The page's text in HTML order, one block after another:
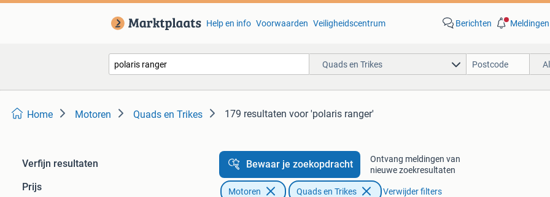
Help en info Voorwaarden Veiligheidscentrum Berichten Meldingen
Quads en Trikes
Home Motoren Quads en Trikes 179 resultaten voor 'polaris ranger'
Verfijn resultaten
Prijs
Bewaar je zoekopdracht
Ontvang meldingen van
nieuwe zoekresultaten
Motoren Quads en Trikes Verwijder filters